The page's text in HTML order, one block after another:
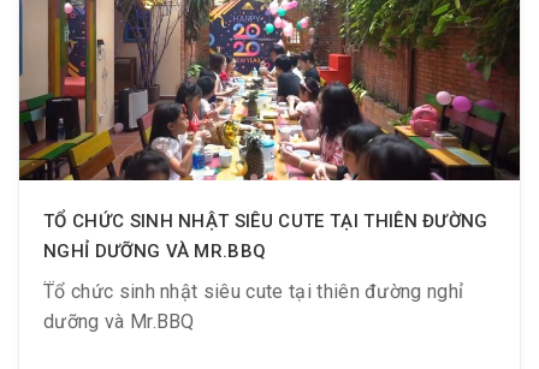
? 155K – Mực chiên kiểu Thái
? 155K – Gà chiên nước mắm kiểu Thái
TỔ CHỨC SINH NHẬT SIÊU CUTE TẠI THIÊN ĐƯỜNG
NGHỈ DƯỠNG VÀ MR.BBQ
Tổ chức sinh nhật siêu cute tại thiên đường nghỉ
dưỡng và Mr.BBQ